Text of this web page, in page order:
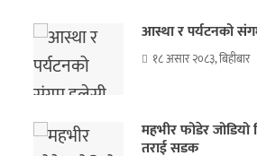
आस्था र पर्यटनको
१८ असार २०८३, बिहीबार
महभीर फोडेर जोडियो
तराई सडक